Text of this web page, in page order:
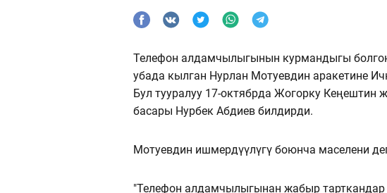
Телефон алдамчылыгынын курмандыгы
убада кылган Нурлан Мотуевдин аракетине
Бул тууралуу 17-октябрда Жогорку
басары Нурбек Абдиев билдирди.
Мотуевдин ишмердүүлүгү боюнча маселени
"Телефон алдамчылыгынан жабыр